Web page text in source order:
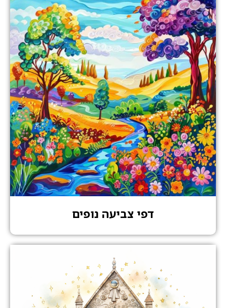
דפי צביעה נופים